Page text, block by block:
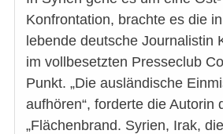
Konfrontation, brachte es die
lebende deutsche Journalistin
im vollbesetzten Presseclub
Punkt. „Die ausländische
aufhören“, forderte die Autorin
„Flächenbrand. Syrien, Irak,